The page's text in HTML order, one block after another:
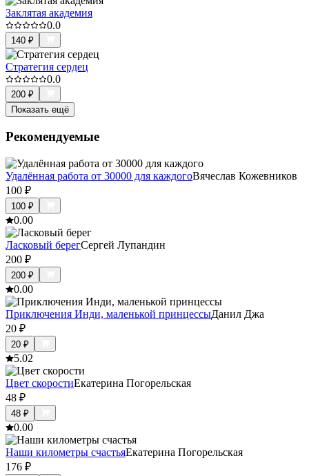
Заклятая академия
0.0
140 ₽
Стратегия сердец
0.0
200 ₽
Показать ещё
Рекомендуемые
Удалённая работа от 30000 для каждогоВячеслав Кожевников
100 ₽
100 ₽
0.00
Ласковый берегСергей Лупандин
200 ₽
200 ₽
0.00
Приключения Инди, маленькой принцессыДанил Джа
20 ₽
20 ₽
5.02
Цвет скоростиЕкатерина Погорельская
48 ₽
48 ₽
0.00
Наши километры счастьяЕкатерина Погорельская
176 ₽